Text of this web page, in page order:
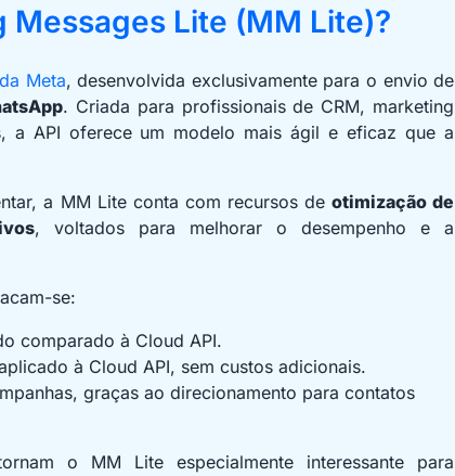
Messages Lite (MM Lite)?
Meta, desenvolvida exclusivamente para o envio de
. Criada para profissionais de CRM, marketing
a API oferece um modelo mais ágil e eficaz que a
a MM Lite conta com recursos de otimização de
, voltados para melhorar o desempenho e a
se:
comparado à Cloud API.
à Cloud API, sem custos adicionais.
graças ao direcionamento para contatos
o MM Lite especialmente interessante para